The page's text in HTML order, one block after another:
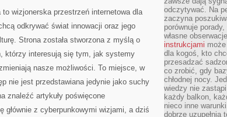
ROBOTYKI
to wizjonerska przestrzeń internetowa dla
odkrywać świat innowacji oraz jego
Strona została stworzona z myślą o
którzy interesują się tym, jak systemy
nasze możliwości. To miejsce, w
nie jest przedstawiana jedynie jako suchy
znaleźć artykuły poświęcone
głównie z cyberpunkowymi wizjami, a dziś
odczytywać. Na
zaczyna
porównuje
własne
instrukcjami
dla kogoś, kto
przesadzać
co zrobić, gdy
chłodnej nocy.
wiedzy nie
każdy balkon,
nieco inne
dobrze uzupełnia